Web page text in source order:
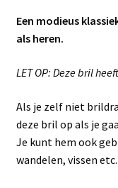
Een modieus
als heren.
LET OP: Deze bril
Als je zelf niet
deze bril op als je
Je kunt hem ook
wandelen, vissen etc.